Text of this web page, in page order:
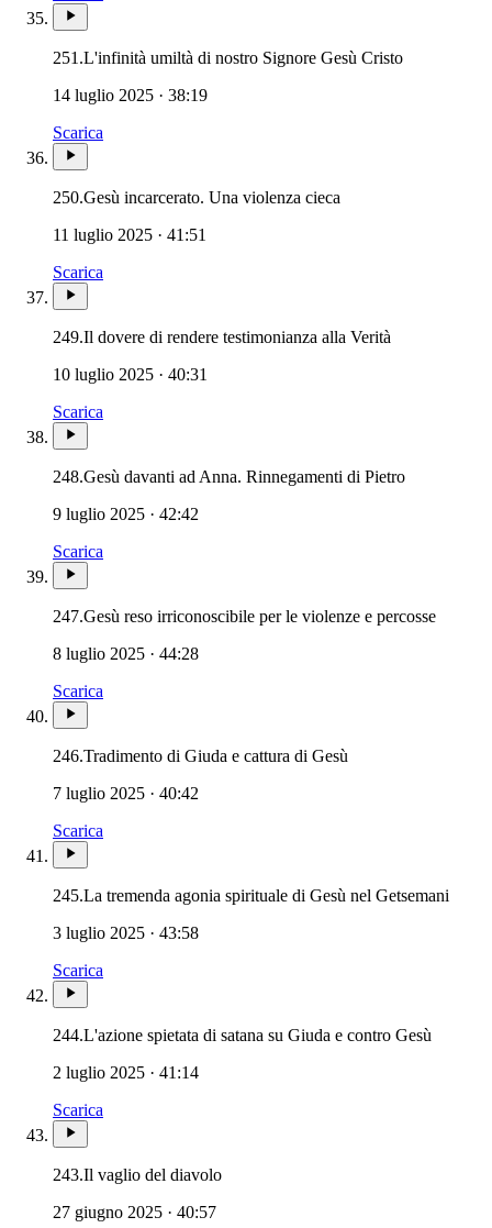
251.L'infinità umiltà di nostro Signore Gesù Cristo
14 luglio 2025 · 38:19
Scarica
250.Gesù incarcerato. Una violenza cieca
11 luglio 2025 · 41:51
Scarica
249.Il dovere di rendere testimonianza alla Verità
10 luglio 2025 · 40:31
Scarica
248.Gesù davanti ad Anna. Rinnegamenti di Pietro
9 luglio 2025 · 42:42
Scarica
247.Gesù reso irriconoscibile per le violenze e percosse
8 luglio 2025 · 44:28
Scarica
246.Tradimento di Giuda e cattura di Gesù
7 luglio 2025 · 40:42
Scarica
245.La tremenda agonia spirituale di Gesù nel Getsemani
3 luglio 2025 · 43:58
Scarica
244.L'azione spietata di satana su Giuda e contro Gesù
2 luglio 2025 · 41:14
Scarica
243.Il vaglio del diavolo
27 giugno 2025 · 40:57